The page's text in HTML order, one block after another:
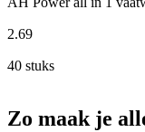
2.69
40 stuks
Zo maak je